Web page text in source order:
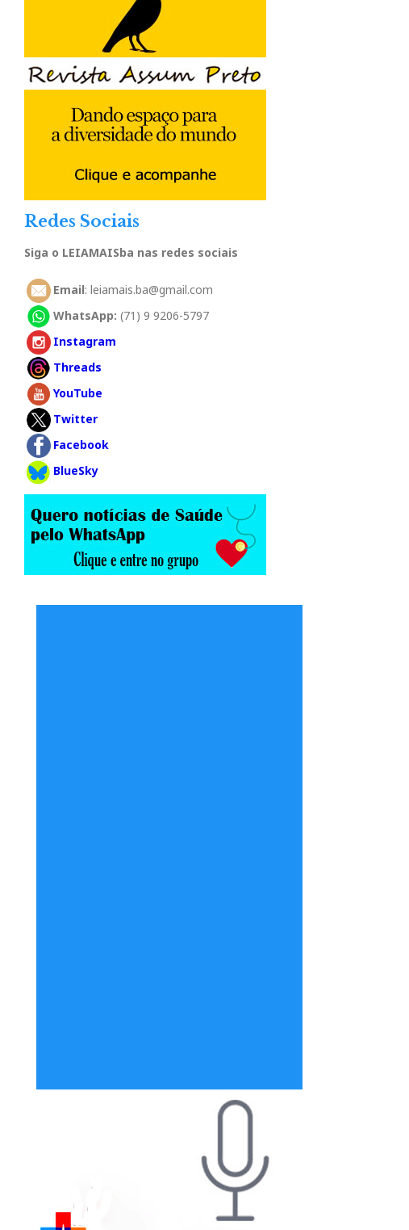
Redes Sociais
Siga o LEIAMAISba nas redes sociais
Email: leiamais.ba@gmail.com
WhatsApp: (71) 9 9206-5797
Instagram
Threads
YouTube
Twitter
Facebook
BlueSky